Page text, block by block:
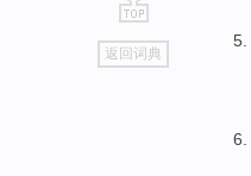
go
top
返回词典